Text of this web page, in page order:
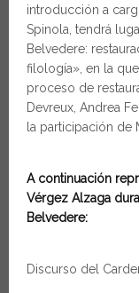
introducción a
Spinola, tendrá
Belvedere:
filología», en la
proceso de
Devreux, Andrea
la participación de
A continuación
Vérgez Alzaga
Belvedere:
Discurso del